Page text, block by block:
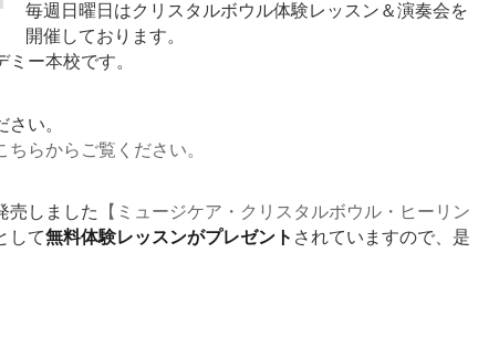
毎週日曜日はクリスタルボウル体験レッスン＆演奏会を
開催しております。
ー本校です。
い。
らからご覧ください。
売しました
【ミュージケア・クリスタルボウル・ヒーリン
して無料体験レッスンがプレゼント されていますので、是